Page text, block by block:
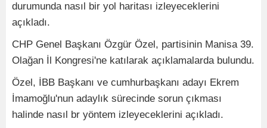
durumunda nasıl bir yol haritası izleyeceklerini
açıkladı.
CHP Genel Başkanı Özgür Özel, partisinin Manisa 39.
Olağan İl Kongresi'ne katılarak açıklamalarda bulundu.
Özel, İBB Başkanı ve cumhurbaşkanı adayı Ekrem
İmamoğlu'nun adaylık sürecinde sorun çıkması
halinde nasıl br yöntem izleyeceklerini açıkladı.